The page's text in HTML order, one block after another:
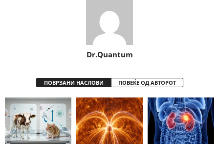
Dr.Quantum
ПОВРЗАНИ НАСЛОВИ ПОВЕЌЕ ОД АВТОРОТ